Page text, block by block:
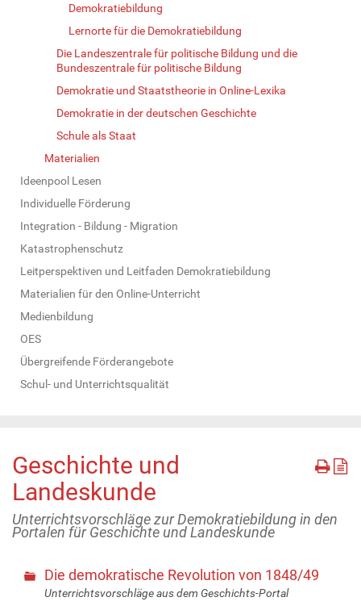
Demokratiebildung
Lernorte für die Demokratiebildung
Die Landeszentrale für politische Bildung und die
Bundeszentrale für politische Bildung
Demokratie und Staatstheorie in Online-Lexika
Demokratie in der deutschen Geschichte
Schule als Staat
Materialien
Ideenpool Lesen
Individuelle Förderung
Integration - Bildung - Migration
Katastrophenschutz
Leitperspektiven und Leitfaden Demokratiebildung
Materialien für den Online-Unterricht
Medienbildung
OES
Übergreifende Förderangebote
Schul- und Unterrichtsqualität
Geschichte und
Landeskunde
Unterrichtsvorschläge zur Demokratiebildung in den
Portalen für Geschichte und Landeskunde
Die demokratische Revolution von 1848/49
Unterrichtsvorschläge aus dem Geschichts-Portal